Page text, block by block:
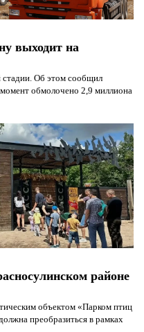
выходит на
Об этом сообщил
обмолочено 2,9 миллиона
районе
объектом «Парком птиц
преобразиться в рамках